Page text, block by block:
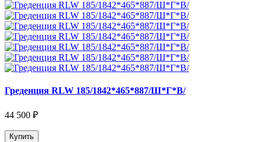
Греденция RLW 185/1842*465*887/Ш*Г*В/
44 500 ₽
Купить